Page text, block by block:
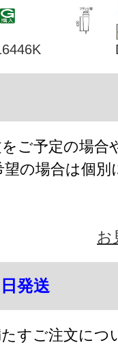
ご予定の場合
の場合は個別
お
発送
すご注文につ